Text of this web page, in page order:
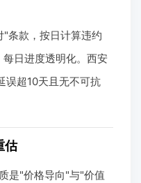
条款，按日计算违约
日进度透明化。西安
误超10天且无不可抗
估
是"价格导向"与"价值